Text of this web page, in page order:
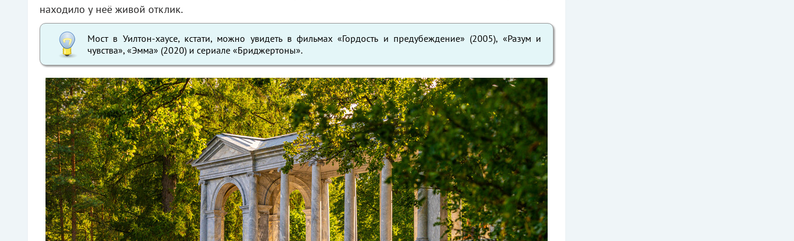
находило у неё живой отклик.
Мост в Уилтон-хаусе, кстати, можно увидеть в фильмах «Гордость и предубеждение» (2005), «Разум и
чувства», «Эмма» (2020) и сериале «Бриджертоны».